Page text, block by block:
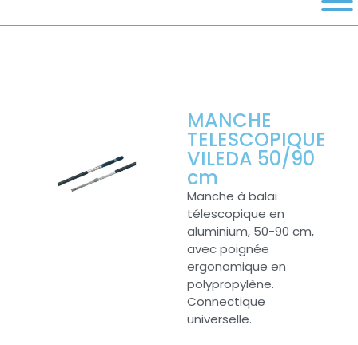
MANCHE
TELESCOPIQUE
VILEDA 50/90
cm
Manche à balai
télescopique en
aluminium, 50-90 cm,
avec poignée
ergonomique en
polypropylène.
Connectique
universelle.